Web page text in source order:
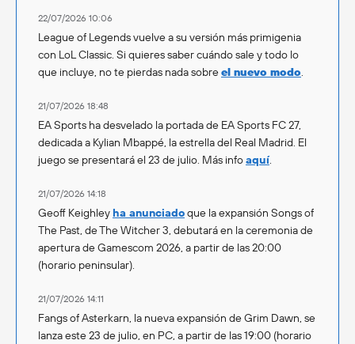
22/07/2026 10:06
League of Legends vuelve a su versión más primigenia
con LoL Classic. Si quieres saber cuándo sale y todo lo
que incluye, no te pierdas nada sobreel nuevo modo.
21/07/2026 18:48
EA Sports ha desvelado la portada de EA Sports FC 27,
dedicada a Kylian Mbappé, la estrella del Real Madrid. El
juego se presentará el 23 de julio. Más infoaquí.
21/07/2026 14:18
Geoff Keighley ha anunciadoque la expansión Songs of
The Past, de The Witcher 3, debutará en la ceremonia de
apertura de Gamescom 2026, a partir de las 20:00
(horario peninsular).
21/07/2026 14:11
Fangs of Asterkarn, la nueva expansión de Grim Dawn, se
lanza este 23 de julio, en PC, a partir de las 19:00 (horario